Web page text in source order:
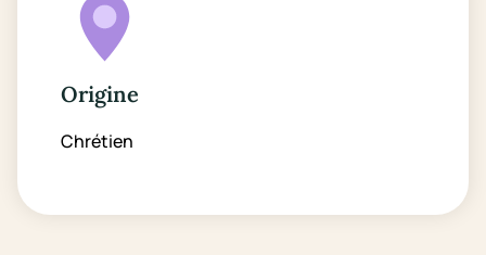
Origine
Chrétien